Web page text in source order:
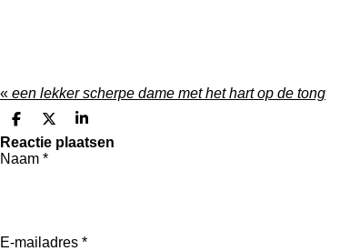
« een lekker scherpe dame met het hart op de tong
D
e
l
e
D
e
e
S
h
Reactie plaatsen
Naam *
E-mailadres *